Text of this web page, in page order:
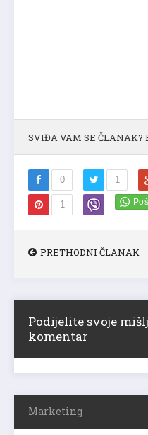
SVIĐA VAM SE ČLANAK?
0 1
1
PRETHODNI ČLANAK
Podijelite svoje
komentar
Marketing